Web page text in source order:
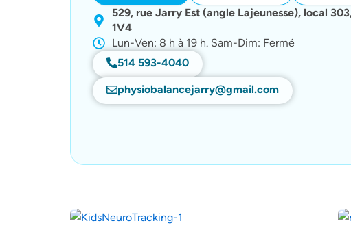
529, rue Jarry Est (angle Lajeunesse), local
1V4
Lun-Ven: 8 h à 19 h. Sam-Dim: Fermé
514 593-4040
physiobalancejarry@gmail.com